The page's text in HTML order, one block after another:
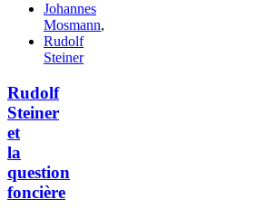
Johannes
Mosmann,
Rudolf
Steiner
Rudolf
Steiner
et
la
question
foncière